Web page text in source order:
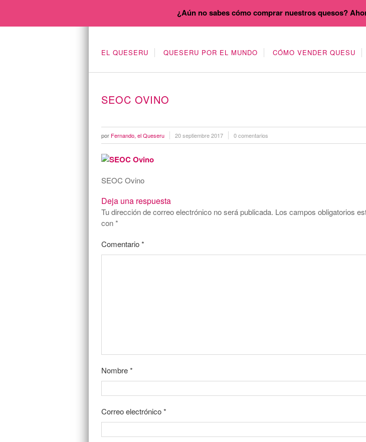
EL QUESERU QUESERU POR EL MUNDO CÓMO VENDER QUESU
SEOC OVINO
por Fernando, el Queseru 20 septiembre 2017 0 comentarios
SEOC Ovino
Deja una respuesta
Tu dirección de correo electrónico no será publicada. Los campos obligatorios
con*
Comentario*
Nombre*
Correo electrónico*
¿Aún no sabes cómo comprar nuestros quesos?